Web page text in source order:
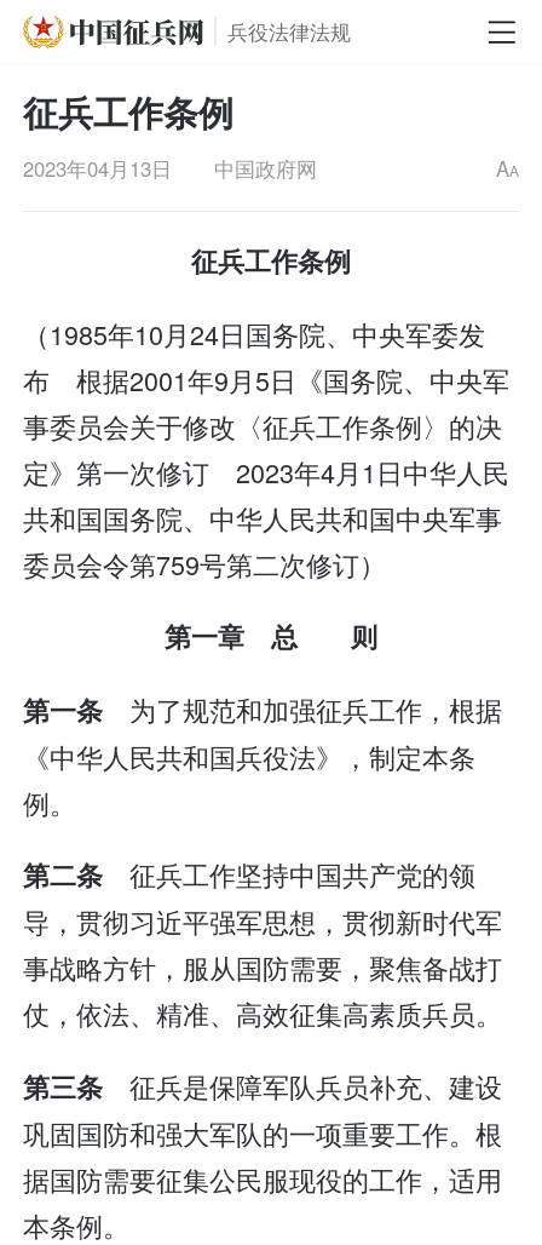
兵役法律法规
征兵工作条例
2023年04月13日 中国政府网 AA
征兵工作条例
（1985年10月24日国务院、中央军委发
布 根据2001年9月5日《国务院、中央军
事委员会关于修改〈征兵工作条例〉的决
定》第一次修订 2023年4月1日中华人民
共和国国务院、中华人民共和国中央军事
委员会令第759号第二次修订）
第一章 总 则
第一条 为了规范和加强征兵工作，根据
《中华人民共和国兵役法》，制定本条
例。
第二条 征兵工作坚持中国共产党的领
导，贯彻习近平强军思想，贯彻新时代军
事战略方针，服从国防需要，聚焦备战打
仗，依法、精准、高效征集高素质兵员。
第三条 征兵是保障军队兵员补充、建设
巩固国防和强大军队的一项重要工作。根
据国防需要征集公民服现役的工作，适用
本条例。